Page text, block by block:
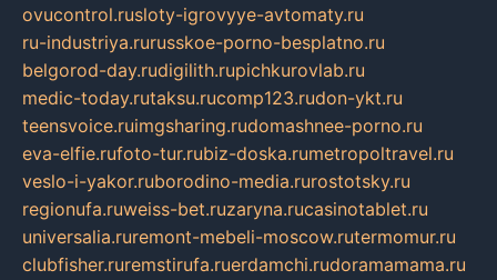
ovucontrol.rusloty-igrovyye-avtomaty.ru
ru-industriya.rurusskoe-porno-besplatno.ru
belgorod-day.rudigilith.rupichkurovlab.ru
medic-today.rutaksu.rucomp123.rudon-ykt.ru
teensvoice.ruimgsharing.rudomashnee-porno.ru
eva-elfie.rufoto-tur.rubiz-doska.rumetropoltravel.ru
veslo-i-yakor.ruborodino-media.rurostotsky.ru
regionufa.ruweiss-bet.ruzaryna.rucasinotablet.ru
universalia.ruremont-mebeli-moscow.rutermomur.ru
clubfisher.ruremstirufa.ruerdamchi.rudoramamama.ru